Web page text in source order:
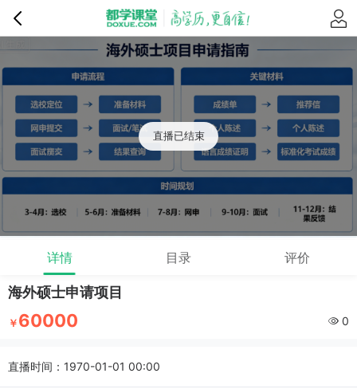
直播已结束
详情 目录 评价
海外硕士申请项目
￥60000 0
直播时间：1970-01-01 00:00